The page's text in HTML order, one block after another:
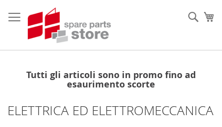
al
contenuto
Tutti gli articoli sono in promo fino ad
esaurimento scorte
ELETTRICA ED ELETTROMECCANICA